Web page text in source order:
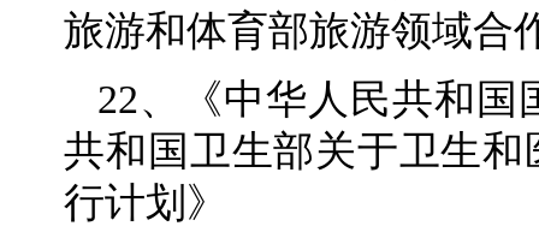
旅游和体育部旅游领域合
22、《中华人民共和
共和国卫生部关于卫生
行计划》